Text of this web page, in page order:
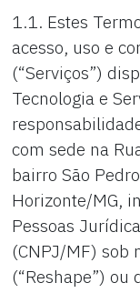
1.1. Estes
acesso, uso e
(“Serviços”)
Tecnologia e
com sede na
bairro São
Horizonte/MG,
Pessoas
(CNPJ/MF)
(“Reshape”)